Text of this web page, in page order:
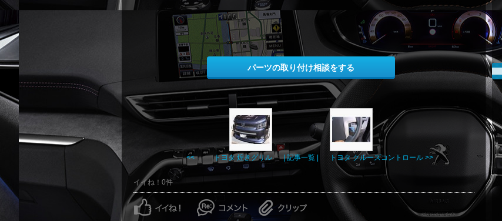
パーツの取り付け相談をする
<< トヨタ 煌きグリル | 記事一覧 | トヨタ クルーズコントロール >>
イイね！0件